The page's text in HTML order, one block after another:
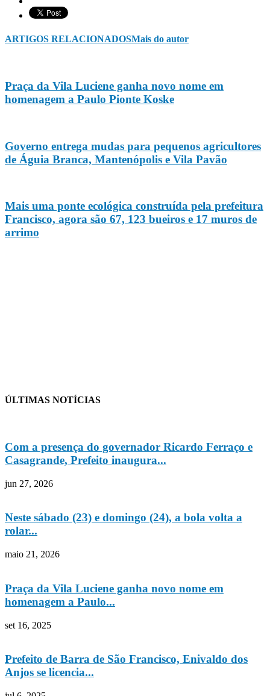
ARTIGOS RELACIONADOSMais do autor
Praça da Vila Luciene ganha novo nome em
homenagem a Paulo Pionte Koske
Governo entrega mudas para pequenos agricultores
de Águia Branca, Mantenópolis e Vila Pavão
Mais uma ponte ecológica construída pela prefeitura
Francisco, agora são 67, 123 bueiros e 17 muros de
arrimo
ÚLTIMAS NOTÍCIAS
Com a presença do governador Ricardo Ferraço e
Casagrande, Prefeito inaugura...
jun 27, 2026
Neste sábado (23) e domingo (24), a bola volta a
rolar...
maio 21, 2026
Praça da Vila Luciene ganha novo nome em
homenagem a Paulo...
set 16, 2025
Prefeito de Barra de São Francisco, Enivaldo dos
Anjos se licencia...